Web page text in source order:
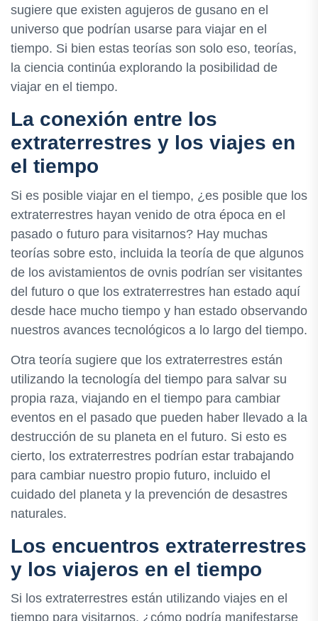
sugiere que existen agujeros de gusano en el
universo que podrían usarse para viajar en el
tiempo. Si bien estas teorías son solo eso, teorías,
la ciencia continúa explorando la posibilidad de
viajar en el tiempo.
La conexión entre los
extraterrestres y los viajes en
el tiempo
Si es posible viajar en el tiempo, ¿es posible que los
extraterrestres hayan venido de otra época en el
pasado o futuro para visitarnos? Hay muchas
teorías sobre esto, incluida la teoría de que algunos
de los avistamientos de ovnis podrían ser visitantes
del futuro o que los extraterrestres han estado aquí
desde hace mucho tiempo y han estado observando
nuestros avances tecnológicos a lo largo del tiempo.
Otra teoría sugiere que los extraterrestres están
utilizando la tecnología del tiempo para salvar su
propia raza, viajando en el tiempo para cambiar
eventos en el pasado que pueden haber llevado a la
destrucción de su planeta en el futuro. Si esto es
cierto, los extraterrestres podrían estar trabajando
para cambiar nuestro propio futuro, incluido el
cuidado del planeta y la prevención de desastres
naturales.
Los encuentros extraterrestres
y los viajeros en el tiempo
Si los extraterrestres están utilizando viajes en el
tiempo para visitarnos, ¿cómo podría manifestarse